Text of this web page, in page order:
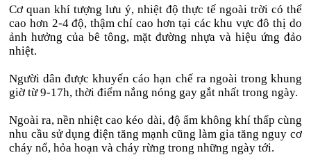
Cơ quan khí tượng lưu ý, nhiệt độ thực tế ngoài trời có thể
cao hơn 2-4 độ, thậm chí cao hơn tại các khu vực đô thị do
ảnh hưởng của bê tông, mặt đường nhựa và hiệu ứng đảo
nhiệt.
Người dân được khuyến cáo hạn chế ra ngoài trong khung
giờ từ 9-17h, thời điểm nắng nóng gay gắt nhất trong ngày.
Ngoài ra, nền nhiệt cao kéo dài, độ ẩm không khí thấp cùng
nhu cầu sử dụng điện tăng mạnh cũng làm gia tăng nguy cơ
cháy nổ, hỏa hoạn và cháy rừng trong những ngày tới.